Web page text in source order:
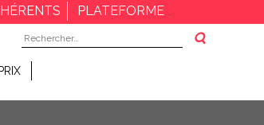
PLATEFORME
Rechercher :